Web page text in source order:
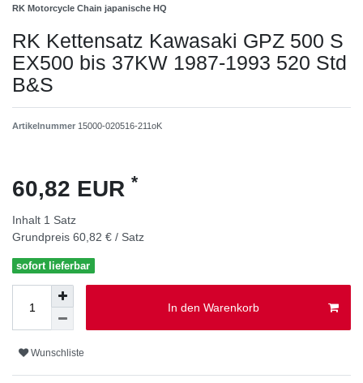
RK Motorcycle Chain japanische HQ
RK Kettensatz Kawasaki GPZ 500 S
EX500 bis 37KW 1987-1993 520 Std
B&S
Artikelnummer 15000-020516-211oK
60,82 EUR *
Inhalt 1 Satz
Grundpreis 60,82 € / Satz
sofort lieferbar
In den Warenkorb
Wunschliste